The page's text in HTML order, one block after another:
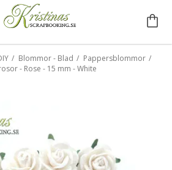
/ Blommor - Blad / Pappersblommor /
- Rose - 15 mm - White